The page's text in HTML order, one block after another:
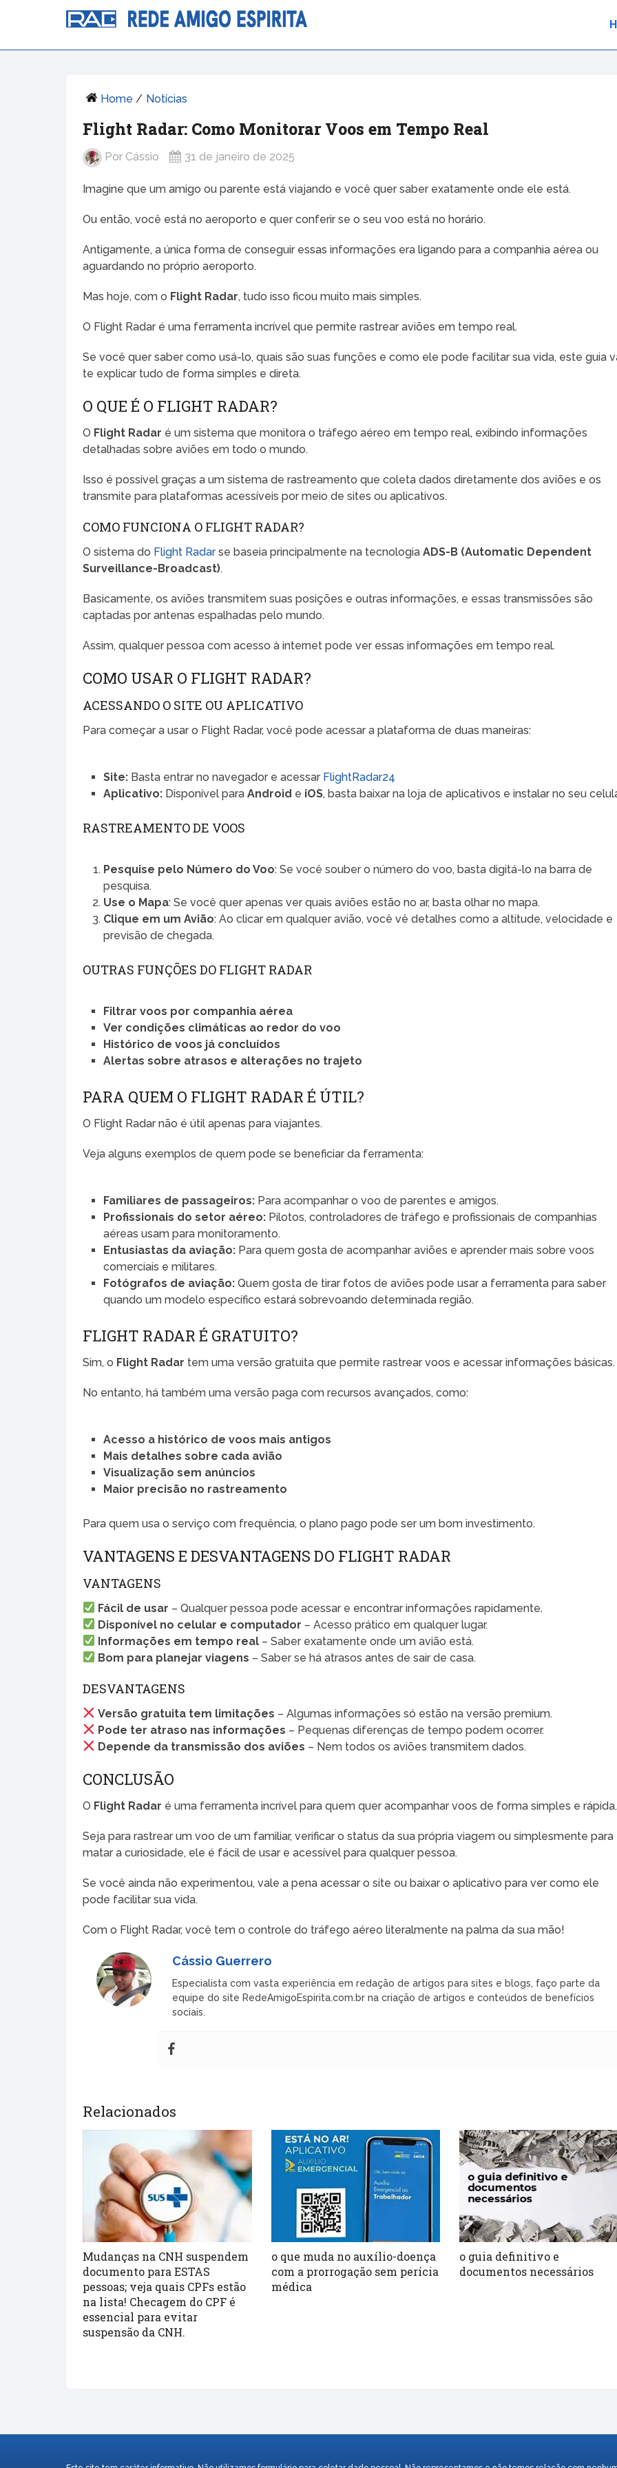
Home / Notícias
Flight Radar: Como Monitorar Voos em Tempo Real
PorCássio 31 de janeiro de 2025
Imagine que um amigo ou parente está viajando e você quer saber exatamente onde ele está.
Ou então, você está no aeroporto e quer conferir se o seu voo está no horário.
Antigamente, a única forma de conseguir essas informações era ligando para a companhia aérea ou
aguardando no próprio aeroporto.
Mas hoje, com o Flight Radar, tudo isso ficou muito mais simples.
O Flight Radar é uma ferramenta incrível que permite rastrear aviões em tempo real.
Se você quer saber como usá-lo, quais são suas funções e como ele pode facilitar sua vida, este guia
te explicar tudo de forma simples e direta.
O QUE É O FLIGHT RADAR?
O Flight Radar é um sistema que monitora o tráfego aéreo em tempo real, exibindo informações
detalhadas sobre aviões em todo o mundo.
Isso é possível graças a um sistema de rastreamento que coleta dados diretamente dos aviões e os
transmite para plataformas acessíveis por meio de sites ou aplicativos.
COMO FUNCIONA O FLIGHT RADAR?
O sistema do Flight Radarse baseia principalmente na tecnologiaADS-B (Automatic Dependent
Surveillance-Broadcast).
Basicamente, os aviões transmitem suas posições e outras informações, e essas transmissões são
captadas por antenas espalhadas pelo mundo.
Assim, qualquer pessoa com acesso à internet pode ver essas informações em tempo real.
COMO USAR O FLIGHT RADAR?
ACESSANDO O SITE OU APLICATIVO
Para começar a usar o Flight Radar, você pode acessar a plataforma de duas maneiras:
Site: Basta entrar no navegador e acessar FlightRadar24
Aplicativo: Disponível paraAndroid e iOS, basta baixar na loja de aplicativos e instalar no seu
RASTREAMENTO DE VOOS
Pesquise pelo Número do Voo: Se você souber o número do voo, basta digitá-lo na barra de
pesquisa.
Use o Mapa: Se você quer apenas ver quais aviões estão no ar, basta olhar no mapa.
Clique em um Avião: Ao clicar em qualquer avião, você vê detalhes como a altitude, velocidade e
previsão de chegada.
OUTRAS FUNÇÕES DO FLIGHT RADAR
Filtrar voos por companhia aérea
Ver condições climáticas ao redor do voo
Histórico de voos já concluídos
Alertas sobre atrasos e alterações no trajeto
PARA QUEM O FLIGHT RADAR É ÚTIL?
O Flight Radar não é útil apenas para viajantes.
Veja alguns exemplos de quem pode se beneficiar da ferramenta:
Familiares de passageiros: Para acompanhar o voo de parentes e amigos.
Profissionais do setor aéreo: Pilotos, controladores de tráfego e profissionais de companhias
aéreas usam para monitoramento.
Entusiastas da aviação: Para quem gosta de acompanhar aviões e aprender mais sobre voos
comerciais e militares.
Fotógrafos de aviação: Quem gosta de tirar fotos de aviões pode usar a ferramenta para saber
quando um modelo específico estará sobrevoando determinada região.
FLIGHT RADAR É GRATUITO?
Sim, o Flight Radar tem uma versão gratuita que permite rastrear voos e acessar informações básicas.
No entanto, há também uma versão paga com recursos avançados, como:
Acesso a histórico de voos mais antigos
Mais detalhes sobre cada avião
Visualização sem anúncios
Maior precisão no rastreamento
Para quem usa o serviço com frequência, o plano pago pode ser um bom investimento.
VANTAGENS E DESVANTAGENS DO FLIGHT RADAR
VANTAGENS
Fácil de usar – Qualquer pessoa pode acessar e encontrar informações rapidamente.
Disponível no celular e computador – Acesso prático em qualquer lugar.
Informações em tempo real – Saber exatamente onde um avião está.
Bom para planejar viagens – Saber se há atrasos antes de sair de casa.
DESVANTAGENS
Versão gratuita tem limitações – Algumas informações só estão na versão premium.
Pode ter atraso nas informações – Pequenas diferenças de tempo podem ocorrer.
Depende da transmissão dos aviões – Nem todos os aviões transmitem dados.
CONCLUSÃO
O Flight Radar é uma ferramenta incrível para quem quer acompanhar voos de forma simples e rápida.
Seja para rastrear um voo de um familiar, verificar o status da sua própria viagem ou simplesmente para
matar a curiosidade, ele é fácil de usar e acessível para qualquer pessoa.
Se você ainda não experimentou, vale a pena acessar o site ou baixar o aplicativo para ver como ele
pode facilitar sua vida.
Com o Flight Radar, você tem o controle do tráfego aéreo literalmente na palma da sua mão!
Cássio Guerrero
Especialista com vasta experiência em redação de artigos para sites e blogs, faço parte da
equipe do site RedeAmigoEspirita.com.br na criação de artigos e conteúdos de benefícios
sociais.
Relacionados
Mudanças na CNH suspendem
documento para ESTAS
pessoas; veja quais CPFs estão
na lista! Checagem do CPF é
essencial para evitar
suspensão da CNH.
o que muda no auxílio-doença
com a prorrogação sem perícia
médica
o guia definitivo e
documentos necessários